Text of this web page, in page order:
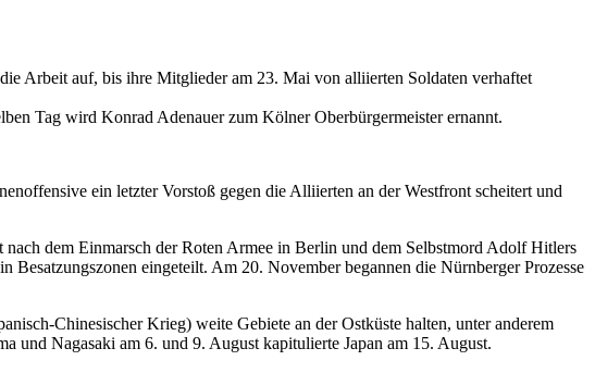
Arbeit auf, bis ihre Mitglieder am 23. Mai von alliierten Soldaten verhaftet
Tag wird Konrad Adenauer zum Kölner Oberbürgermeister ernannt.
ein letzter Vorstoß gegen die Alliierten an der Westfront scheitert und
dem Einmarsch der Roten Armee in Berlin und dem Selbstmord Adolf Hitlers
eingeteilt. Am 20. November begannen die Nürnberger Prozesse
Chinesischer Krieg) weite Gebiete an der Ostküste halten, unter anderem
und Nagasaki am 6. und 9. August kapitulierte Japan am 15. August.